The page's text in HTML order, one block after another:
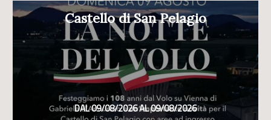
Castello di San Pelagio
DAL 09/08/2026 AL 09/08/2026